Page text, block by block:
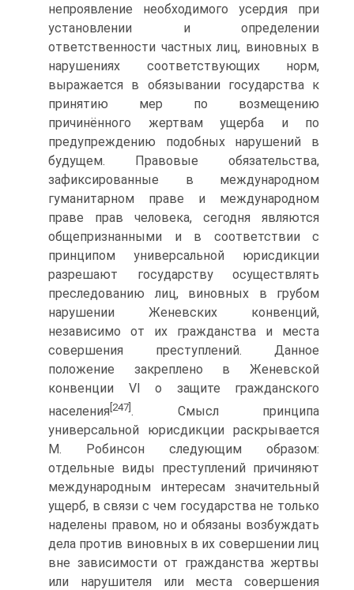
непроявление необходимого усердия при
установлении и определении
ответственности частных лиц, виновных в
нарушениях соответствующих норм,
выражается в обязывании государства к
принятию мер по возмещению
причинённого жертвам ущерба и по
предупреждению подобных нарушений в
будущем. Правовые обязательства,
зафиксированные в международном
гуманитарном праве и международном
праве прав человека, сегодня являются
общепризнанными и в соответствии с
принципом универсальной юрисдикции
разрешают государству осуществлять
преследованию лиц, виновных в грубом
нарушении Женевских конвенций,
независимо от их гражданства и места
совершения преступлений. Данное
положение закреплено в Женевской
конвенции VI о защите гражданского
населения [247]. Смысл принципа
универсальной юрисдикции раскрывается
М. Робинсон следующим образом:
отдельные виды преступлений причиняют
международным интересам значительный
ущерб, в связи с чем государства не только
наделены правом, но и обязаны возбуждать
дела против виновных в их совершении лиц
вне зависимости от гражданства жертвы
или нарушителя или места совершения